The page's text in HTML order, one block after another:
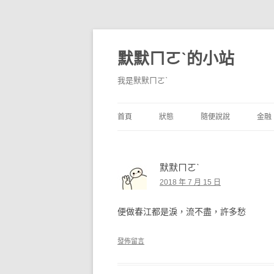
默默ㄇㄛˋ的小站
我是默默ㄇㄛˋ
首頁 狀態
獨白
隨便說說 金融
默默ㄇㄛˋ
2018 年 7 月 15 日
便做春江都是淚，流不盡，許多愁
發佈留言